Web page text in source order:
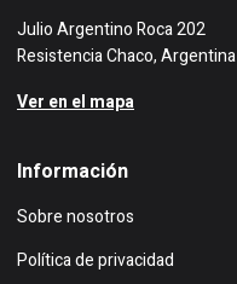
Julio Argentino Roca 202
Resistencia Chaco, Argentina
Ver en el mapa
Información
Sobre nosotros
Política de privacidad